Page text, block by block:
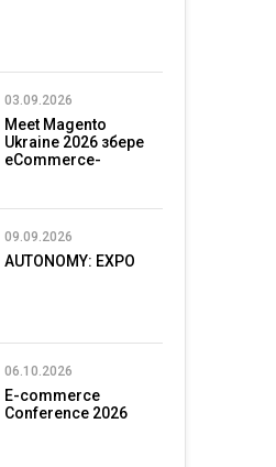
03.09.2026
Meet Magento
Ukraine 2026 збере
eCommerce-
09.09.2026
AUTONOMY: EXPO
06.10.2026
E-commerce
Conference 2026